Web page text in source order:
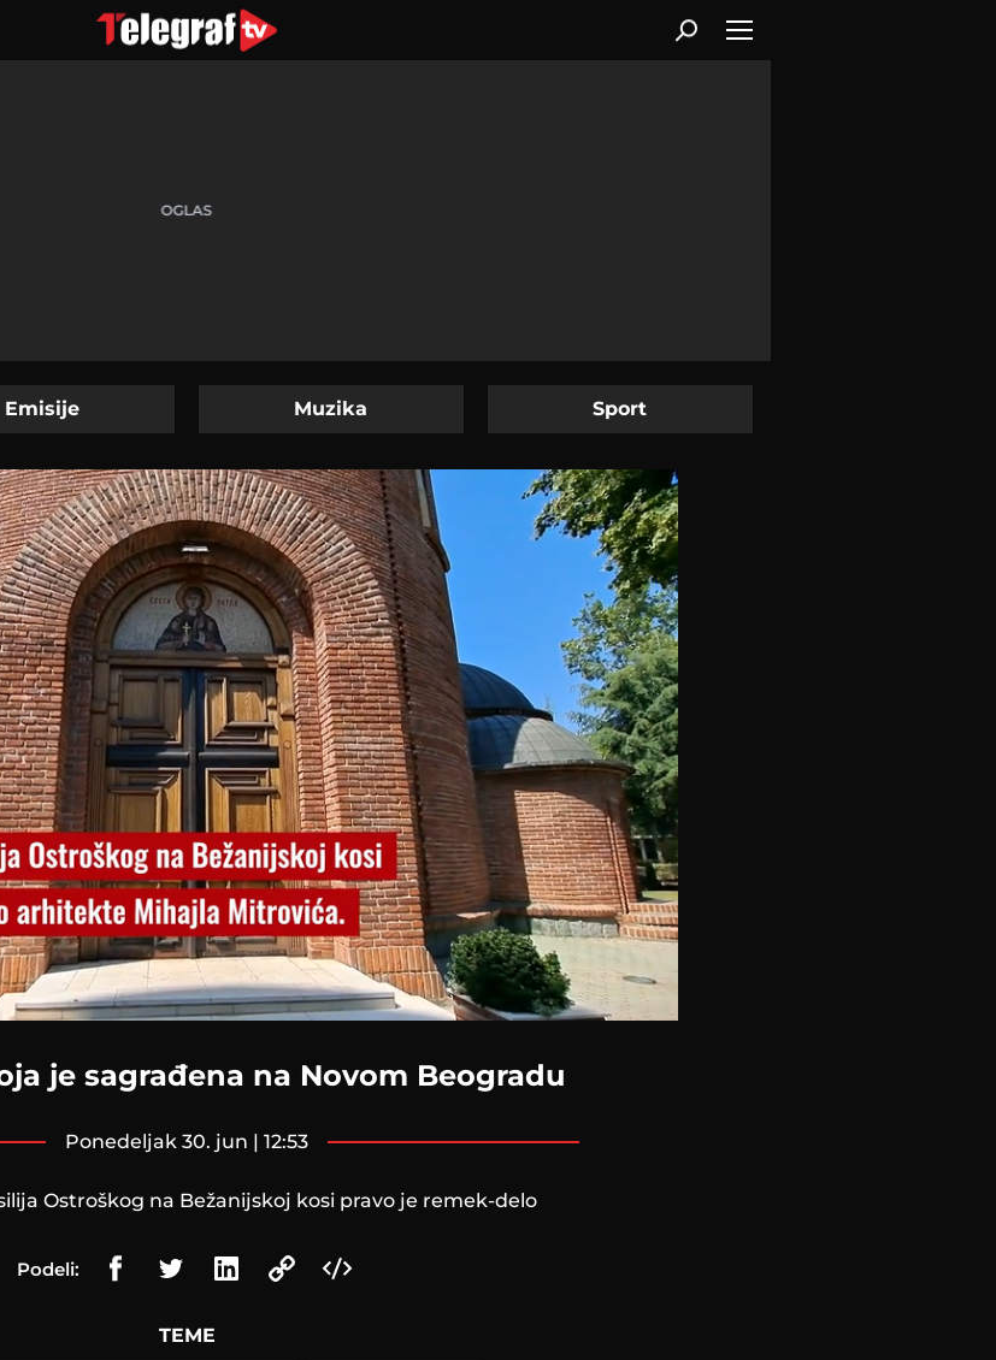
Emisije Muzika Sport
je sagrađena na Novom Beogradu
ponedeljak 30. jun | 12:53
Ostroškog na Bežanijskoj kosi pravo je remek-delo
Podeli:
TEME